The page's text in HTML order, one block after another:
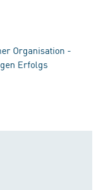
Organisation -
Erfolgs